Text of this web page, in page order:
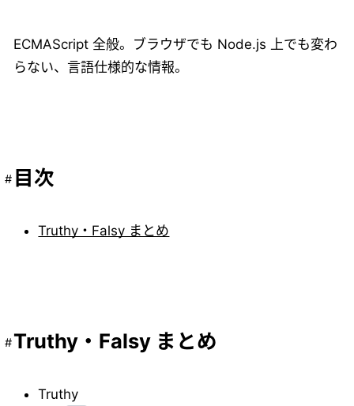
ECMAScript 全般。ブラウザでも Node.js 上でも変わ
らない、言語仕様的な情報。
目次
Truthy・Falsy まとめ
Truthy・Falsy まとめ
Truthy